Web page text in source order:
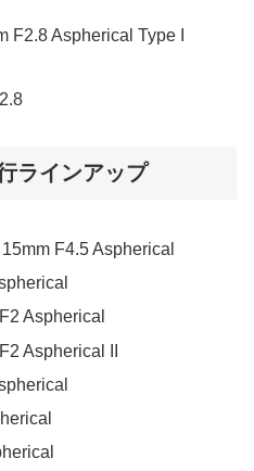
F2.8 Aspherical Type I
ラインアップ
F4.5 Aspherical
Aspherical
Aspherical II